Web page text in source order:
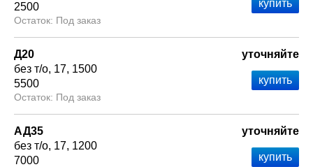
2500
Под заказ
Д20
без т/о 17 1500
5500
Под заказ
уточняйте
АД35
без т/о 17 1200
7000
уточняйте